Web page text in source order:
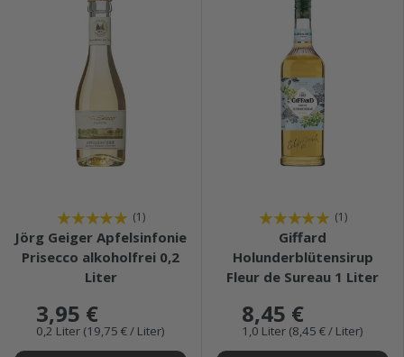
★★★★★ (1)
Jörg Geiger Apfelsinfonie
Prisecco alkoholfrei 0,2
Liter
3,95 €
0,2 Liter (19,75 € / Liter)
★★★★★ (1)
Giffard
Holunderblütensirup
Fleur de Sureau 1 Liter
8,45 €
1,0 Liter (8,45 € / Liter)